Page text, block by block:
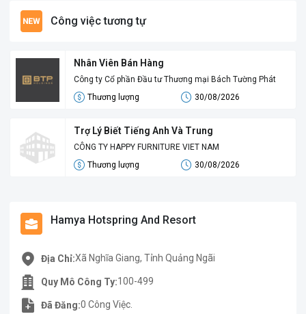
Công việc tương tự
Nhân Viên Bán Hàng
Công ty Cổ phần Đầu tư Thương mại Bách Tường Phát
Thương lượng
30/08/2026
Trợ Lý Biết Tiếng Anh Và Trung
CÔNG TY HAPPY FURNITURE VIET NAM
Thương lượng
30/08/2026
Hamya Hotspring And Resort
Địa Chỉ:Xã Nghĩa Giang, Tỉnh Quảng Ngãi
Quy Mô Công Ty:100-499
Đã Đăng:0 Công Việc.